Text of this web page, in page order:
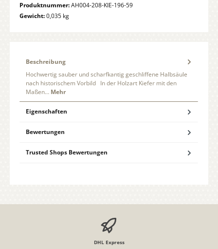
Produktnummer:AH004-208-KIE-196-59
Gewicht:0,035 kg
Beschreibung
Hochwertig sauber und scharfkantig geschliffene Halbsäule
nach historischem Vorbild In der Holzart Kiefer mit den
Maßen… Mehr
Eigenschaften
Bewertungen
Trusted Shops Bewertungen
DHL Express